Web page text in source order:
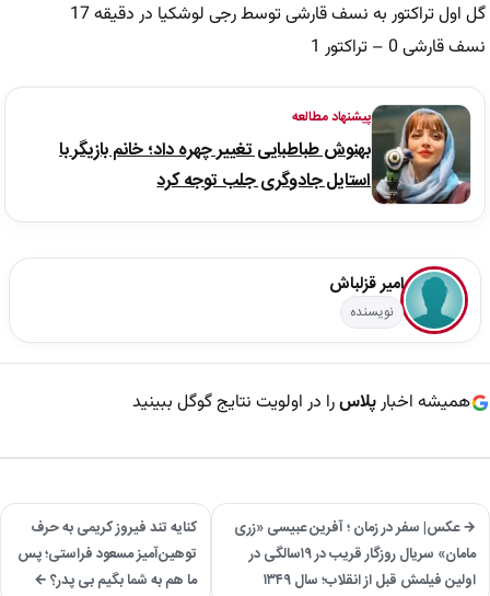
گل اول تراکتور به نسف قارشی توسط رجی لوشکیا در دقیقه 17
نسف قارشی 0 – تراکتور 1
پیشنهاد مطالعه
بهنوش طباطبایی تغییر چهره داد؛ خانم بازیگر با
استایل جادوگری جلب توجه کرد
امیر قزلباش
نویسنده
همیشه اخبارپلاسرا در اولویت نتایج گوگل ببینید
→ عکس| سفر در زمان ؛ آفرین عبیسی «زری
مامان» سریال روزگار قریب در ۱۹سالگی در
اولین فیلمش قبل از انقلاب؛ سال ۱۳۴۹
کنایه تند فیروز کریمی به حرف
توهین‌آمیز مسعود فراستی؛ پس
ما هم به شما بگیم بی پدر؟ ←